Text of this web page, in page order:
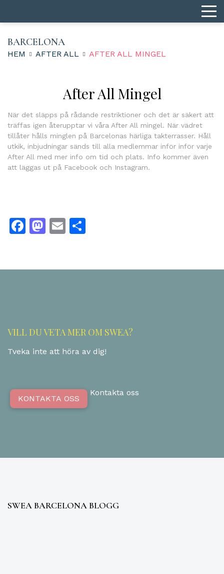
BARCELONA
HEM AFTER ALL AFTER ALL MINGEL
After All Mingel
När det släpps på rådande restriktioner och det är säkert att
träffas igen återupptar vi våra After All mingel. När vädret
tillåter hålls minglen på Barcelonas härliga takterrasser. Håll
utkik, inbjudningar sänds till alla medlemmar inför inför varje
After All med mer info om tid och plats. Info kommer även
att läggas ut på Facebook och Instagram.
Facebook
Mastodon
Email
VILL DU VETA MER OM SWEA?
Tveka inte att höra av dig!
KONTAKTA OSS
Kontakta oss
SWEA BARCELONA BLOGG